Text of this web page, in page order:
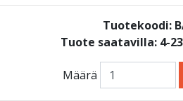
Tuotekoodi:
Tuote saatavilla: 4-
Määrä